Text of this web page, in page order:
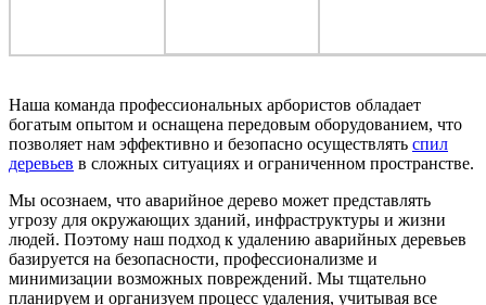
Наша команда профессиональных арбористов обладает
богатым опытом и оснащена передовым оборудованием, что
позволяет нам эффективно и безопасно осуществлять спил
деревьев в сложных ситуациях и ограниченном пространстве.
Мы осознаем, что аварийное дерево может представлять
угрозу для окружающих зданий, инфраструктуры и жизни
людей. Поэтому наш подход к удалению аварийных деревьев
базируется на безопасности, профессионализме и
минимизации возможных повреждений. Мы тщательно
планируем и организуем процесс удаления, учитывая все